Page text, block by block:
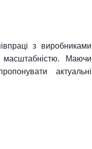
з виробниками
масштабністю. Маючи
актуальні